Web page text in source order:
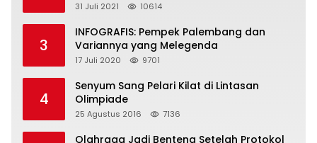
31 Juli 2021 10614
3
INFOGRAFIS: Pempek Palembang dan
Variannya yang Melegenda
17 Juli 2020 9701
4
Senyum Sang Pelari Kilat di Lintasan
Olimpiade
25 Agustus 2016 7136
Olahraga Jadi Benteng Setelah Protokol